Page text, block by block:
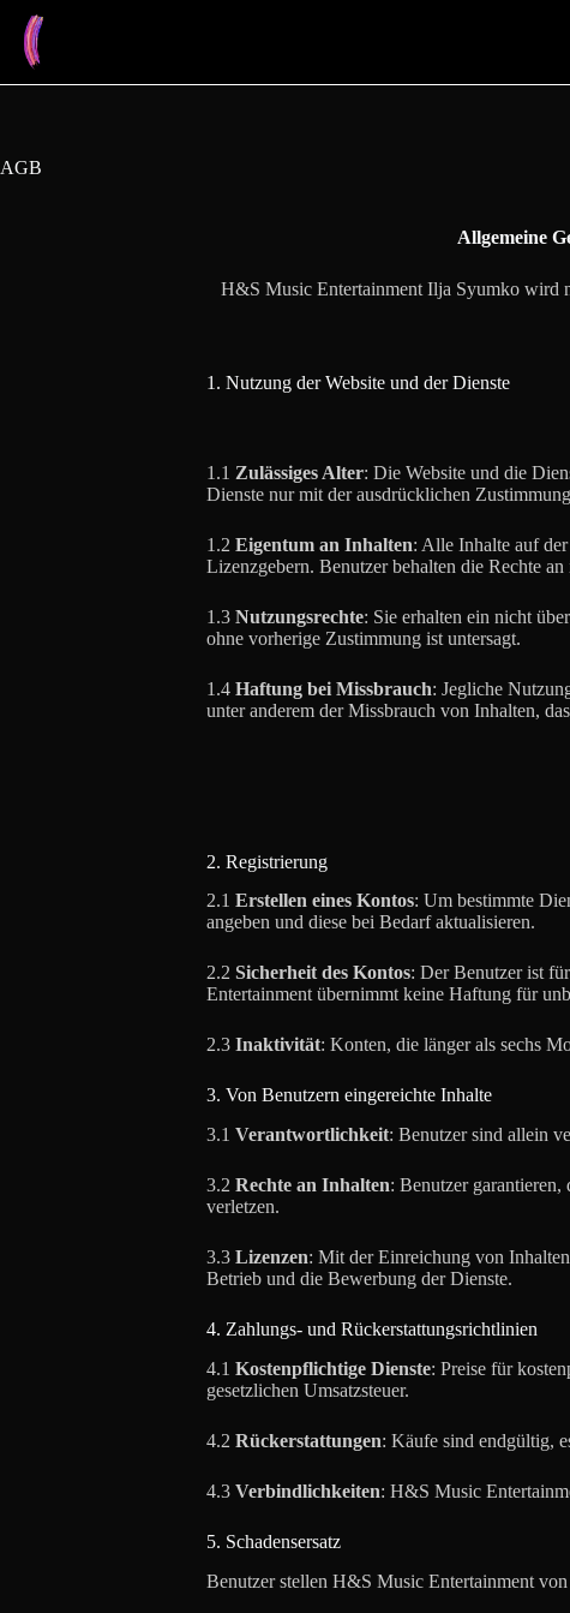
Inhalt
springen
AGB
Allgemeine
H&S Music Entertainment Ilja Syumko wird
1. Nutzung der Website und der Dienste
1.1 Zulässiges Alter: Die Website und die
Dienste nur mit der ausdrücklichen
1.2 Eigentum an Inhalten: Alle Inhalte auf
Lizenzgebern. Benutzer behalten die Rechte
1.3 Nutzungsrechte: Sie erhalten ein nicht
ohne vorherige Zustimmung ist untersagt.
1.4 Haftung bei Missbrauch: Jegliche
unter anderem der Missbrauch von Inhalten,
2. Registrierung
2.1 Erstellen eines Kontos: Um bestimmte
angeben und diese bei Bedarf aktualisieren.
2.2 Sicherheit des Kontos: Der Benutzer ist
Entertainment übernimmt keine Haftung für
2.3 Inaktivität: Konten, die länger als sechs
3. Von Benutzern eingereichte Inhalte
3.1 Verantwortlichkeit: Benutzer sind allein
3.2 Rechte an Inhalten: Benutzer garantieren,
verletzen.
3.3 Lizenzen: Mit der Einreichung von
Betrieb und die Bewerbung der Dienste.
4. Zahlungs- und Rückerstattungsrichtlinien
4.1 Kostenpflichtige Dienste: Preise für
gesetzlichen Umsatzsteuer.
4.2 Rückerstattungen: Käufe sind endgültig,
4.3 Verbindlichkeiten: H&S Music
5. Schadensersatz
Benutzer stellen H&S Music Entertainment